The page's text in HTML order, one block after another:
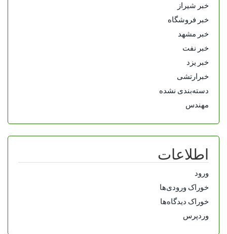
خبر شیراز
خبر فروشگاه
خبر مشهد
خبر نفت
خبر یزد
خبرارتشی
دسته‌بندی نشده
مهندس
اطلاعات
ورود
خوراک ورودی‌ها
خوراک دیدگاه‌ها
وردپرس